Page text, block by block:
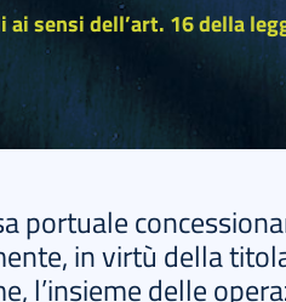
sensi dell’art. 16 della
portuale
in virtù della
l’insieme delle